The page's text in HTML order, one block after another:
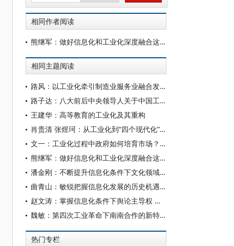
相同作者阅读
熊继军：做好信息化和工业化深度融合这篇大文章
相同主题阅读
路风：以工业化牵引制造业服务业融合发展
路子达：八大前后中央领导人关于中国工业化道路的集体探索——以《论十大关系》讲话的发表、传达和阐释为中心的考察
王建华：高等教育的工业化及其重构
肖贵清 张煜珂：从工业化到“四个现代化”的演进与发展
文一：工业化过程中政府如何培育市场？——英国“工业革命”的底层逻辑
熊继军：做好信息化和工业化深度融合这篇大文章
潘金刚：不断提升信息化条件下文化领域治理能力
曲青山：敏锐把握信息化发展的历史机遇 为建成网络强国贡献党史和文献力量
赵文涛：掌握信息化条件下舆论主导权 广泛凝聚社会共识
魏敏：第四次工业革命下南南合作的新特点和新路径
热门专栏